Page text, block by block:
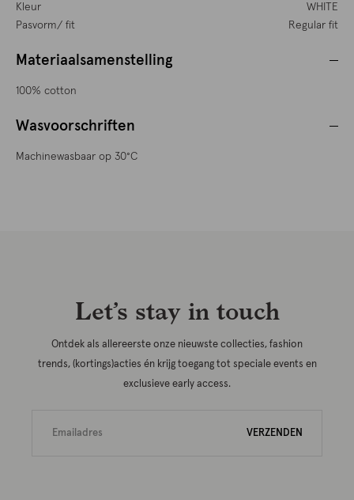
Kleur
WHITE
Pasvorm/ fit
Regular fit
Materiaalsamenstelling
100% cotton
Wasvoorschriften
Machinewasbaar op 30°C
Let’s stay in touch
Ontdek als allereerste onze nieuwste collecties, fashion
trends, (kortings)acties én krijg toegang tot speciale events en
exclusieve early access.
VERZENDEN